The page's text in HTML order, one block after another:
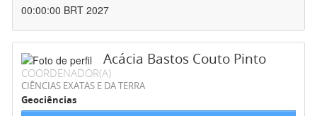
00:00:00 BRT 2027
Acácia Bastos Couto Pinto
COORDENADOR(A)
CIÊNCIAS EXATAS E DA TERRA
Geociências